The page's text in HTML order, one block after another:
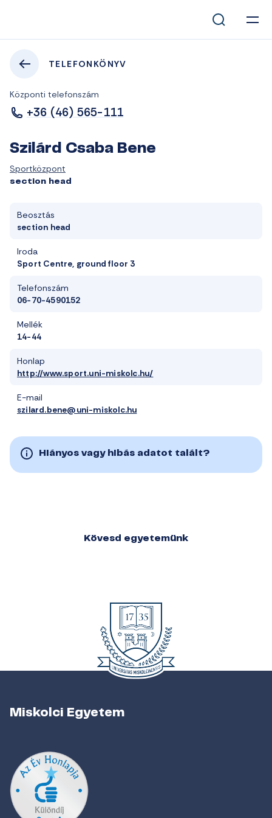
TELEFONKÖNYV
Központi telefonszám
+36 (46) 565-111
Szilárd Csaba Bene
Sportközpont
section head
Beosztás
section head
Iroda
Sport Centre, ground floor 3
Telefonszám
06-70-4590152
Mellék
14-44
Honlap
http://www.sport.uni-miskolc.hu/
E-mail
szilard.bene@uni-miskolc.hu
Hiányos vagy hibás adatot talált?
Kövesd egyetemünk
Miskolci Egyetem